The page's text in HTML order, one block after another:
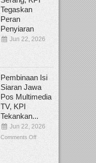
Tegaskan
Peran
Penyiaran
Jun 22, 2026
Pembinaan Isi
Siaran Jawa
Pos Multimedia
TV, KPI
Tekankan...
Jun 22, 2026
Comments Off